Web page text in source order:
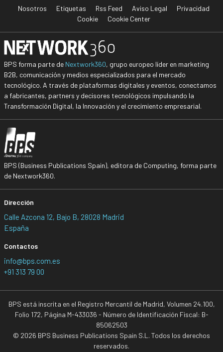
Nosotros Etiquetas Rss Feed Aviso Legal
Privacidad
Cookie
Cookie Center
BPS forma parte de Nextwork360, grupo europeo líder en marketing
B2B, comunicación y medios especializados para el mercado
tecnológico. A través de plataformas digitales y eventos, conectamos
a fabricantes, partners y decisores tecnológicos impulsando la
Transformación Digital, la Innovación y el crecimiento empresarial.
BPS (Business Publications Spain), editora de Computing, forma parte
de Nextwork360.
Dirección
Calle Azcona 12, Bajo B, 28028 Madrid
España
Contactos
info@bps.com.es
+91 313 79 00
BPS está inscrita en el Registro Mercantil de Madrid, Volumen 24.100,
Folio 172, Página M-433036 - Número de Identificación Fiscal: B-
85062503
© 2026 BPS Business Publications Spain S.L. Todos los derechos
reservados.